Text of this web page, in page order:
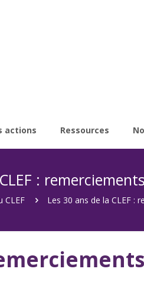
actions Ressources
:
CLEF Les 30 ans de la CLEF :